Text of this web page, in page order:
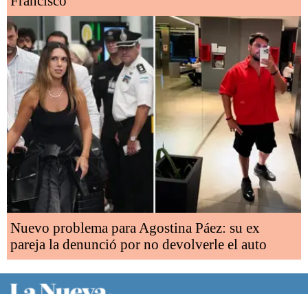
Nuevo problema para Agostina Páez: su ex
pareja la denunció por no devolverle el auto